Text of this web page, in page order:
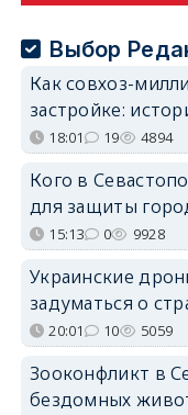
Выбор
Как совхоз-
застройке:
18:01 19 4894
Кого в
для защиты
15:13 0 9928
Украинские
задуматься о
20:01 10 5059
Зооконфликт в
бездомных